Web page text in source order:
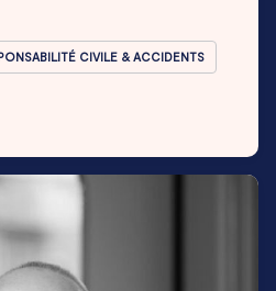
CIVILE & ACCIDENTS